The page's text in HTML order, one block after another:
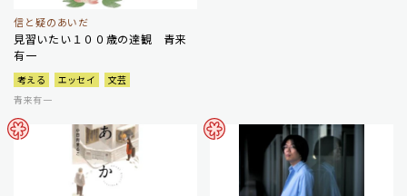
信と疑のあいだ
見習いたい１００歳の達観 青来
有一
考える エッセイ
文芸
青来有一